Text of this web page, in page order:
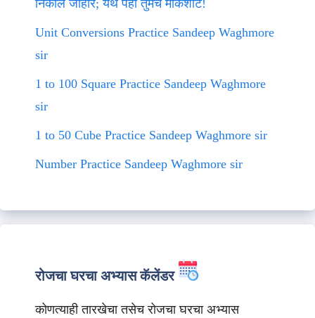
निकाल जाहीर; येथे पहा तुमचे मार्कशीट!
Unit Conversions Practice Sandeep Waghmore
sir
1 to 100 Square Practice Sandeep Waghmore
sir
1 to 50 Cube Practice Sandeep Waghmore sir
Number Practice Sandeep Waghmore sir
रोजचा घरचा अभ्यास कॅलेंडर
कोणत्याही तारखेचा तसेच रोजचा घरचा अभ्यास